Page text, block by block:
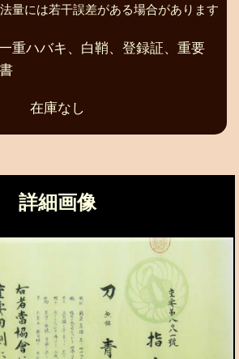
量には若干誤差がある場合があります
重ハバキ、白鞘、登録証、重要
在庫なし
詳細画像